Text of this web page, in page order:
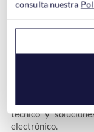
puede ayudar a
¿Qué debo hacer
0x800ccc92, podría
técnico y
electrónico.
consulta nuestra